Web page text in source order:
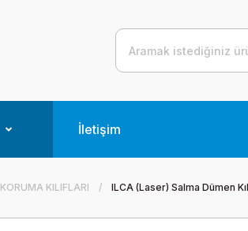
İletişim
KORUMA KILIFLARI ILCA (Laser) Salma Dümen